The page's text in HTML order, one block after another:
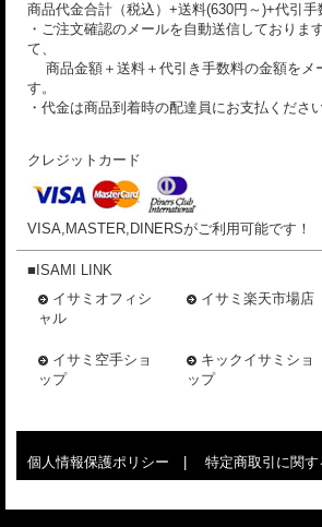
商品代金合計（税込）+送料(630円～)+代引手
・ご注文確認のメールを自動送信しておりま
て、
商品金額＋送料＋代引き手数料の金額をメ
す。
・代金は商品到着時の配達員にお支払ください
クレジットカード
VISA,MASTER,DINERSがご利用可能です！
■ISAMI LINK
イサミオフィシ
ャル
イサミ楽天市場店
イサミ空手ショ
ップ
キックイサミショ
ップ
個人情報保護ポリシー 特定商取引に関